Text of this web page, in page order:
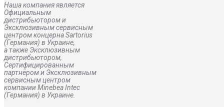
Наша компания является
Официальным
дистрибьютором и
Эксклюзивным сервисным
центромконцернаSartorius
(Германия) в Украине,
а также Эксклюзивным
дистрибьютором,
Сертифицированным
партнёром и Эксклюзивным
сервисным центром
компании Minebea Intec
(Германия) в Украине.